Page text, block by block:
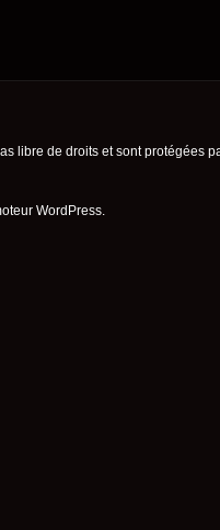
libre de droits et sont protégées
WordPress.